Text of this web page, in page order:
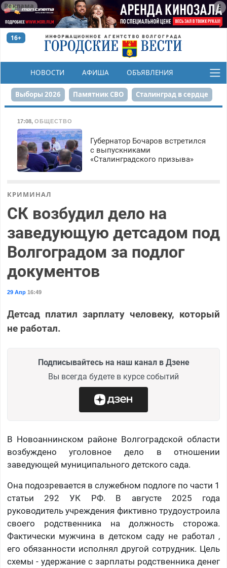
Реклама
16+
НОВОСТИ АФИША ОБЪЯВЛЕНИЯ
КОНКУРСЫ
Выборы 2026 Памятник СВО Сталинград в сердце
Реконструкция ЦПКиО На службе городу
80-летие Победы Парк Героев-летчиков
17:08, ОБЩЕСТВО
Губернатор Бочаров встретился
с выпускниками
«Сталинградского призыва»
КРИМИНАЛ
СК возбудил дело на
заведующую детсадом под
Волгоградом за подлог
документов
29 Апр16:49
Детсад платил зарплату человеку, который
не работал.
Подписывайтесь на наш канал в Дзене
Вы всегда будете в курсе событий
В Новоаннинском районе Волгоградской области
возбуждено уголовное дело в отношении
заведующей муниципального детского сада.
Она подозревается в служебном подлоге по части 1
статьи 292 УК РФ. В августе 2025 года
руководитель учреждения фиктивно трудоустроила
своего родственника на должность сторожа.
Фактически мужчина в детском саду не работал ,
его обязанности исполнял другой сотрудник. Цель
схемы - удержание с зарплаты родственника денег